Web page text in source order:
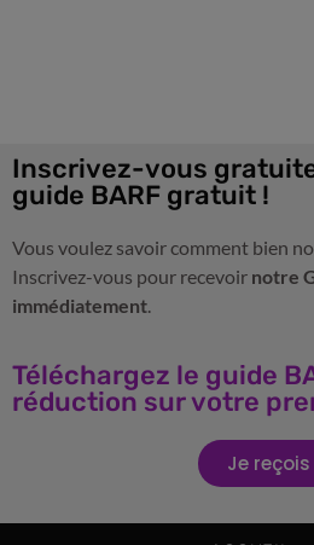
Inscrivez-vous
guide BARF gratuit !
Vous voulez savoir comment bien
Inscrivez-vous pour recevoir notre
immédiatement.
Téléchargez le guide
réduction sur votre
Je